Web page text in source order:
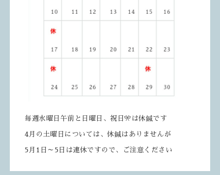
毎週水曜日午前と日曜日、祝日🎌は休鍼です
4月の土曜日については、休鍼はありませんが
5月1日～5日は連休ですので、ご注意ください